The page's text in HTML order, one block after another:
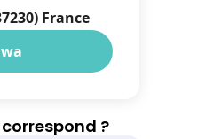
France
?